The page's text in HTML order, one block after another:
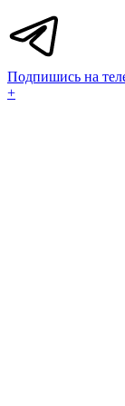
Подпишись на
+